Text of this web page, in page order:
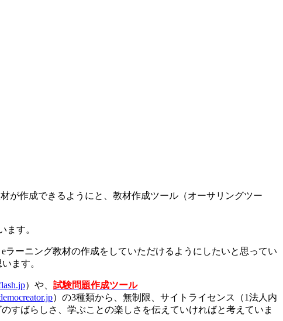
が作成できるようにと、教材作成ツール（オーサリングツー
ます。
ーニング教材の作成をしていただけるようにしたいと思ってい
ます。
）や、 試験問題作成ツール
）の3種類から、無制限、サイトライセンス（1法人内
すばらしさ、学ぶことの楽しさを伝えていければと考えていま